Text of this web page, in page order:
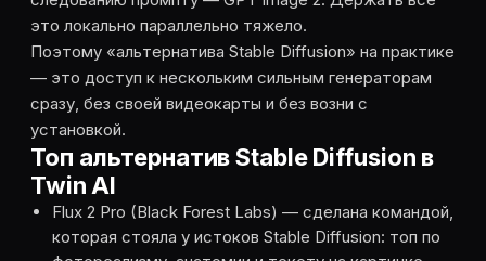
это локально параллельно тяжело.
Поэтому «альтернатива Stable Diffusion» на практике
— это доступ к нескольким сильным генераторам
сразу, без своей видеокарты и без возни с
установкой.
Топ альтернатив Stable Diffusion в
Twin AI
Flux 2 Pro (Black Forest Labs) — сделана командой,
которая стояла у истоков Stable Diffusion: топ по